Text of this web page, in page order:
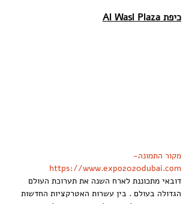
כיפת Al Wasl Plaza
מקור התמונה-
https://www.expo2020dubai.com
דובאי מתכוננת לארח השנה את תערוכת העולם
הגדולה בעולם . בין עשרות האטרקציות החדשות